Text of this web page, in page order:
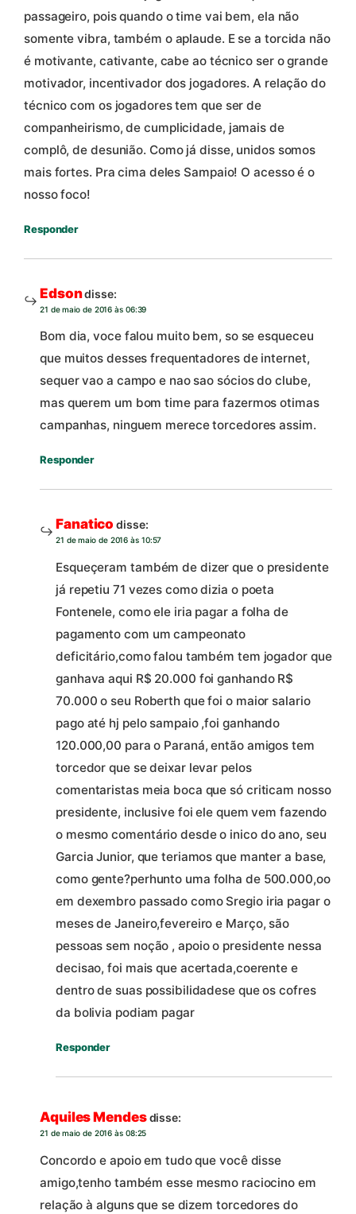
passageiro, pois quando o time vai bem, ela não
somente vibra, também o aplaude. E se a torcida não
é motivante, cativante, cabe ao técnico ser o grande
motivador, incentivador dos jogadores. A relação do
técnico com os jogadores tem que ser de
companheirismo, de cumplicidade, jamais de
complô, de desunião. Como já disse, unidos somos
mais fortes. Pra cima deles Sampaio! O acesso é o
nosso foco!
Responder
Edsondisse:
21 de maio de 2016 às 06:39
Bom dia, voce falou muito bem, so se esqueceu
que muitos desses frequentadores de internet,
sequer vao a campo e nao sao sócios do clube,
mas querem um bom time para fazermos otimas
campanhas, ninguem merece torcedores assim.
Responder
Fanatico disse:
21 de maio de 2016 às 10:57
Esqueçeram também de dizer que o presidente
já repetiu 71 vezes como dizia o poeta
Fontenele, como ele iria pagar a folha de
pagamento com um campeonato
deficitário,como falou também tem jogador que
ganhava aqui R$ 20.000 foi ganhando R$
70.000 o seu Roberth que foi o maior salario
pago até hj pelo sampaio ,foi ganhando
120.000,00 para o Paraná, então amigos tem
torcedor que se deixar levar pelos
comentaristas meia boca que só criticam nosso
presidente, inclusive foi ele quem vem fazendo
o mesmo comentário desde o inico do ano, seu
Garcia Junior, que teriamos que manter a base,
como gente?perhunto uma folha de 500.000,oo
em dexembro passado como Sregio iria pagar o
meses de Janeiro,fevereiro e Março, são
pessoas sem noção , apoio o presidente nessa
decisao, foi mais que acertada,coerente e
dentro de suas possibilidadese que os cofres
da bolivia podiam pagar
Responder
Aquiles Mendesdisse:
21 de maio de 2016 às 08:25
Concordo e apoio em tudo que você disse
amigo,tenho também esse mesmo raciocino em
relação à alguns que se dizem torcedores do